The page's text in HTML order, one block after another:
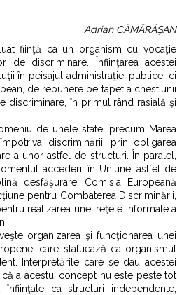
Adrian CĂMĂRĂŞAN
fiinţă ca un organism cu vocaţie
discriminare. Înfiinţarea acestei
în peisajul administraţiei publice, ci
de repunere pe tapet a chestiunii
discriminare, în primul rând rasială şi
de unele state, precum Marea
discriminării, prin obligarea
a unor astfel de structuri. În paralel,
accederii în Uniune, astfel de
desfăşurare, Comisia Europeană
pentru Combaterea Discriminării,
realizarea unei reţele informale a
organizarea şi funcţionarea unei
care statuează ca organismul
Interpretările care se dau acestei
a acestui concept nu este peste tot
ca structuri independente,